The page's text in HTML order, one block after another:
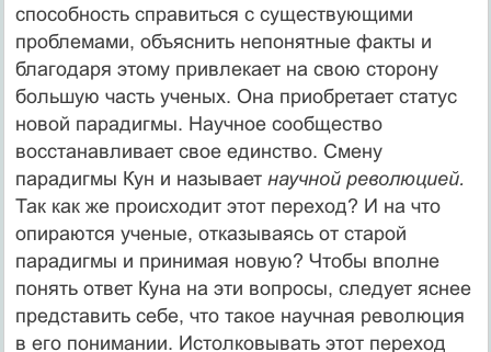
способность справиться с существующими
проблемами, объяснить непонятные факты и
благодаря этому привлекает на свою сторо­ну
большую часть ученых. Она приобретает статус
новой парадигмы. Науч­ное сообщество
восстанавливает свое единство. Смену
парадигмы Кун и называет научной революцией.
Так как же происходит этот переход? И на что
опираются ученые, отказываясь от старой
парадигмы и принимая новую? Чтобы вполне
понять ответ Куна на эти вопросы, следует яснее
пред­ставить себе, что такое научная революция
в его понимании. Истолковы­вать этот переход